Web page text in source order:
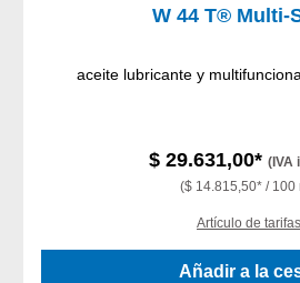
W 44 T® Multi-
aceite lubricante y
$ 29.631,00* (IVA
($ 14.815,50* / 100
Artículo de tarifas
Añadir a la